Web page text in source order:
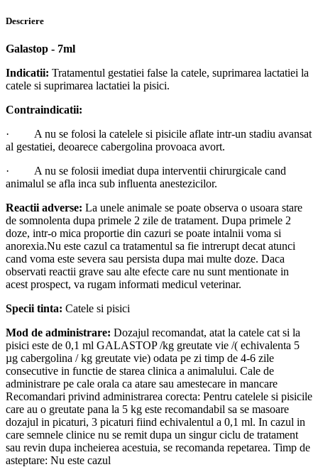
Descriere
Galastop - 7ml
Indicatii: Tratamentul gestatiei false la catele, suprimarea lactatiei la
catele si suprimarea lactatiei la pisici.
Contraindicatii:
· A nu se folosi la catelele si pisicile aflate intr-un stadiu avansat
al gestatiei, deoarece cabergolina provoaca avort.
· A nu se folosii imediat dupa interventii chirurgicale cand
animalul se afla inca sub influenta anestezicilor.
Reactii adverse: La unele animale se poate observa o usoara stare
de somnolenta dupa primele 2 zile de tratament. Dupa primele 2
doze, intr-o mica proportie din cazuri se poate intalnii voma si
anorexia.Nu este cazul ca tratamentul sa fie intrerupt decat atunci
cand voma este severa sau persista dupa mai multe doze. Daca
observati reactii grave sau alte efecte care nu sunt mentionate in
acest prospect, va rugam informati medicul veterinar.
Specii tinta: Catele si pisici
Mod de administrare: Dozajul recomandat, atat la catele cat si la
pisici este de 0,1 ml GALASTOP /kg greutate vie /( echivalenta 5
µg cabergolina / kg greutate vie) odata pe zi timp de 4-6 zile
consecutive in functie de starea clinica a animalului. Cale de
administrare pe cale orala ca atare sau amestecare in mancare
Recomandari privind administrarea corecta: Pentru catelele si pisicile
care au o greutate pana la 5 kg este recomandabil sa se masoare
dozajul in picaturi, 3 picaturi fiind echivalentul a 0,1 ml. In cazul in
care semnele clinice nu se remit dupa un singur ciclu de tratament
sau revin dupa incheierea acestuia, se recomanda repetarea. Timp de
asteptare: Nu este cazul